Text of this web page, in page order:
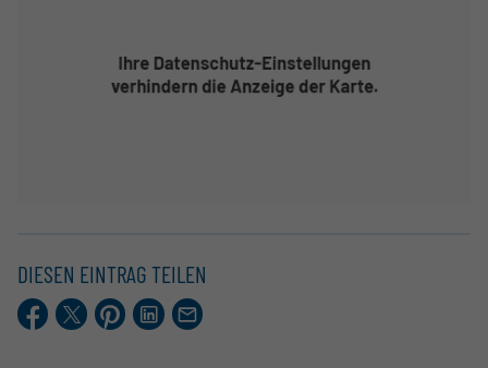
DIESEN EINTRAG TEILEN
Facebook
X.comPinterestLinkedIn
E-
Mail